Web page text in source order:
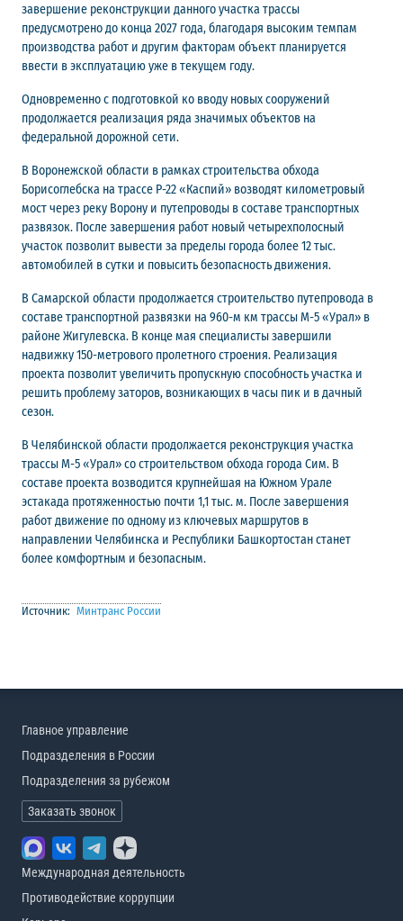
завершение реконструкции данного участка трассы
предусмотрено до конца 2027 года, благодаря высоким темпам
производства работ и другим факторам объект планируется
ввести в эксплуатацию уже в текущем году.
Одновременно с подготовкой ко вводу новых сооружений
продолжается реализация ряда значимых объектов на
федеральной дорожной сети.
В Воронежской области в рамках строительства обхода
Борисоглебска на трассе Р-22 «Каспий» возводят километровый
мост через реку Ворону и путепроводы в составе транспортных
развязок. После завершения работ новый четырехполосный
участок позволит вывести за пределы города более 12 тыс.
автомобилей в сутки и повысить безопасность движения.
В Самарской области продолжается строительство путепровода в
составе транспортной развязки на 960-м км трассы М-5 «Урал» в
районе Жигулевска. В конце мая специалисты завершили
надвижку 150-метрового пролетного строения. Реализация
проекта позволит увеличить пропускную способность участка и
решить проблему заторов, возникающих в часы пик и в дачный
сезон.
В Челябинской области продолжается реконструкция участка
трассы М-5 «Урал» со строительством обхода города Сим. В
составе проекта возводится крупнейшая на Южном Урале
эстакада протяженностью почти 1,1 тыс. м. После завершения
работ движение по одному из ключевых маршрутов в
направлении Челябинска и Республики Башкортостан станет
более комфортным и безопасным.
Источник: Минтранс России
Главное управление
Подразделения в России
Подразделения за рубежом
Заказать звонок
Международная деятельность
Противодействие коррупции